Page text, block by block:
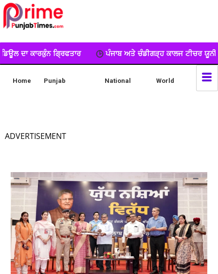
ਪੰਜਾਬ ਅਤੇ ਚੰਡੀਗੜ੍ਹ ਕਾਲਜ ਟੀਚਰ ਯੂਨੀਅਨ ਦਾ ਧਰਨਾ, ਕੀਤੀ
Home Punjab National World
ADVERTISEMENT